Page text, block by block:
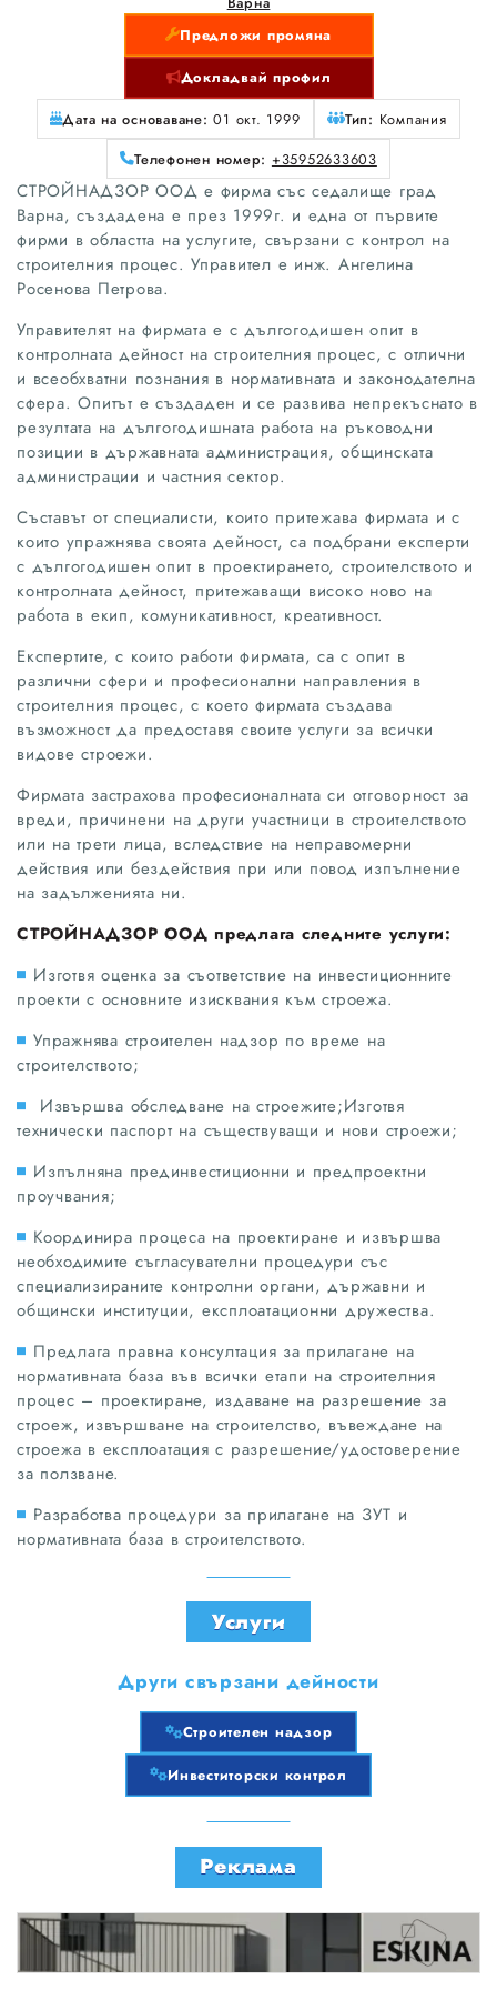
Предложи промяна
Докладвай профил
Дата на основаване: 01 окт. 1999 Тип: Компания
Телефонен номер: +35952633603
СТРОЙНАДЗОР ООД е фирма със седалище град
Варна, създадена е през 1999г. и една от първите
фирми в областта на услугите, свързани с контрол на
строителния процес. Управител е инж. Ангелина
Росенова Петрова.
Управителят на фирмата е с дългогодишен опит в
контролната дейност на строителния процес, с отлични
и всеобхватни познания в нормативната и законодателна
сфера. Опитът е създаден и се развива непрекъснато в
резултата на дългогодишната работа на ръководни
позиции в държавната администрация, общинската
администрации и частния сектор.
Съставът от специалисти, които притежава фирмата и с
които упражнява своята дейност, са подбрани експерти
с дългогодишен опит в проектирането, строителството и
контролната дейност, притежаващи високо ново на
работа в екип, комуникативност, креативност.
Експертите, с които работи фирмата, са с опит в
различни сфери и професионални направления в
строителния процес, с което фирмата създава
възможност да предоставя своите услуги за всички
видове строежи.
Фирмата застрахова професионалната си отговорност за
вреди, причинени на други участници в строителството
или на трети лица, вследствие на неправомерни
действия или бездействия при или повод изпълнение
на задълженията ни.
СТРОЙНАДЗОР ООД предлага следните услуги:
Изготвя оценка за съответствие на инвестиционните
проекти с основните изисквания към строежа.
Упражнява строителен надзор по време на
строителството;
Извършва обследване на строежите;Изготвя
технически паспорт на съществуващи и нови строежи;
Изпълняна прединвестиционни и предпроектни
проучвания;
Координира процеса на проектиране и извършва
необходимите съгласувателни процедури със
специализираните контролни органи, държавни и
общински институции, експлоатационни дружества.
Предлага правна консултация за прилагане на
нормативната база във всички етапи на строителния
процес – проектиране, издаване на разрешение за
строеж, извършване на строителство, въвеждане на
строежа в експлоатация с разрешение/удостоверение
за ползване.
Разработва процедури за прилагане на ЗУТ и
нормативната база в строителството.
Услуги
Други свързани дейности
Строителен надзор
Инвеститорски контрол
Реклама